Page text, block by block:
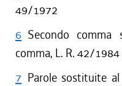
49/1972
6 Secondo
comma, L. R. 42/1984
7 Parole sostituite